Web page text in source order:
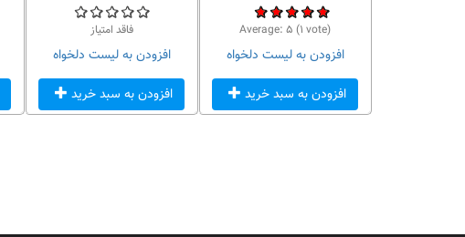
فاقد امتیاز
افزودن به لیست دلخواه
افزودن به سبد خرید
Average: ۵ (۱ vote)
افزودن به لیست دلخواه
افزودن به سبد خرید